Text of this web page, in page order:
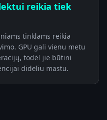
reikia tiek
tinklams reikia
GPU gali vienu metu
todėl jie būtini
dideliu mastu.